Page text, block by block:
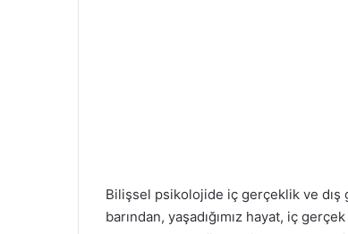
Bilişsel psikolojide iç gerçeklik ve
barından, yaşadığımız hayat, iç